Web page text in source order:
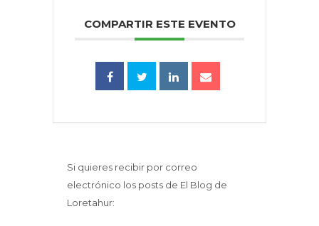
COMPARTIR ESTE EVENTO
Si quieres recibir por correo
electrónico los posts de El Blog de
Loretahur: